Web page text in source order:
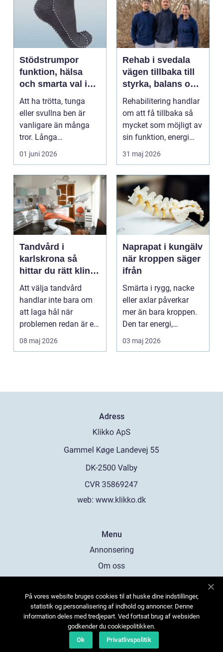
Stödstrumpor
funktion, hälsa
och smarta val i
vardagen
Att ha trötta, tunga
eller svullna ben är
vanligare än många
tror. Långa
arbetsdagar på hårda
golv, ...
01 juni 2026
Rehab i svedala
vägen tillbaka till
styrka, balans och
vardag
Rehabilitering handlar
om att få tillbaka så
mycket som möjligt av
sin funktion, energi
och trygghet...
31 maj 2026
Tandvård i
karlskrona så
hittar du rätt klinik
för långsiktig
munhälsa
Att välja tandvård
handlar inte bara om
att laga hål när
problemen redan är ett
faktum. Det handlar ...
08 maj 2026
Naprapat i kungälv
när kroppen säger
ifrån
Smärta i rygg, nacke
eller axlar påverkar
mer än bara kroppen.
Den tar energi,
koncentration och
03 maj 2026
Adress
web: www.klikko.dk
Menu
Annonsering
Om oss
Kontakta oss
Sitemap
På vores website bruges cookies til at huske dine indstillinger,
statistik og personalisering af indhold og annoncer. Denne
information deles med tredjepart. Ved fortsat brug af websiden
godkender du cookiepolitikken.
Ok
Privatlivspolitik